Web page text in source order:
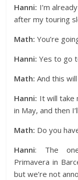
Hanni: I’m
after my touring
Math: You’re
Hanni: Yes to go
Math: And this
Hanni: It will take
in May, and then
Math: Do you
Hanni: The
Primavera in
but we’re not